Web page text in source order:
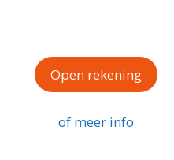
Open rekening
of meer info